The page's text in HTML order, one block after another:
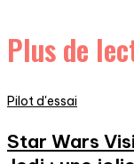
Plus de
Pilot d'essai
Star Wars